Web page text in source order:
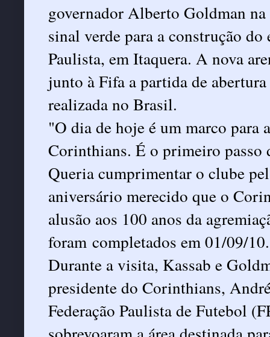
governador Alberto Goldman
sinal verde para a construção
Paulista, em Itaquera. A nova
junto à Fifa a partida de
realizada no Brasil.
"O dia de hoje é um marco
Corinthians. É o primeiro
Queria cumprimentar o clube
aniversário merecido que o
alusão aos 100 anos da
foram completados em 01/09/10.
Durante a visita, Kassab e
presidente do Corinthians,
Federação Paulista de Futebol